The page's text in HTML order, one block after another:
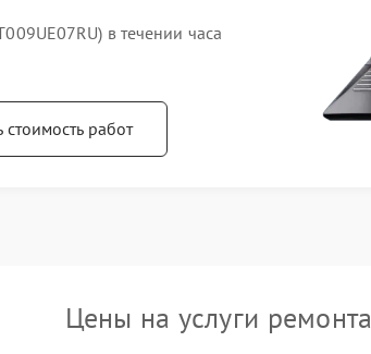
в течении часа
стоимость работ
Цены на услуги ремонта